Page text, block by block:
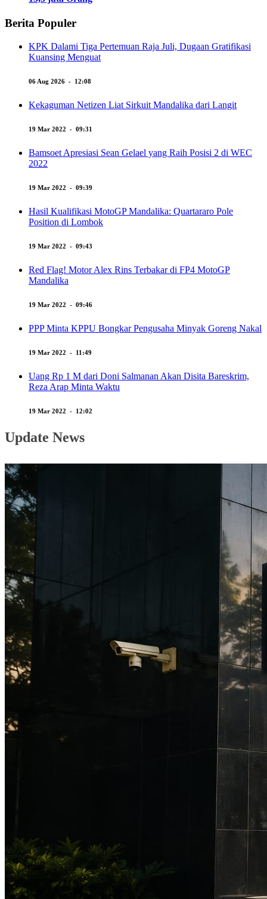
Berita Populer
KPK Dalami Tiga Pertemuan Raja Juli, Dugaan Gratifikasi
Kuansing Menguat
06 Aug 2026 - 12:08
Kekaguman Netizen Liat Sirkuit Mandalika dari Langit
19 Mar 2022 - 09:31
Bamsoet Apresiasi Sean Gelael yang Raih Posisi 2 di WEC
2022
19 Mar 2022 - 09:39
Hasil Kualifikasi MotoGP Mandalika: Quartararo Pole
Position di Lombok
19 Mar 2022 - 09:43
Red Flag! Motor Alex Rins Terbakar di FP4 MotoGP
Mandalika
19 Mar 2022 - 09:46
PPP Minta KPPU Bongkar Pengusaha Minyak Goreng Nakal
19 Mar 2022 - 11:49
Uang Rp 1 M dari Doni Salmanan Akan Disita Bareskrim,
Reza Arap Minta Waktu
19 Mar 2022 - 12:02
Update News